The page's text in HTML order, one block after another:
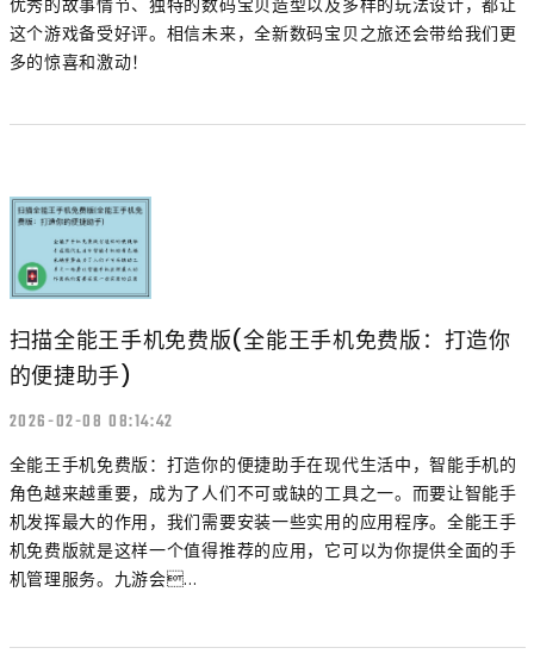
这个游戏备受好评。相信未来，全新数码宝贝之旅还会带给我们更
多的惊喜和激动！
扫描全能王手机免费版(全能王手机免费版：打造你
的便捷助手)
2026-02-08 08:14:42
全能王手机免费版：打造你的便捷助手在现代生活中，智能手机的
角色越来越重要，成为了人们不可或缺的工具之一。而要让智能手
机发挥最大的作用，我们需要安装一些实用的应用程序。全能王手
机免费版就是这样一个值得推荐的应用，它可以为你提供全面的手
机管理服务。九游会...